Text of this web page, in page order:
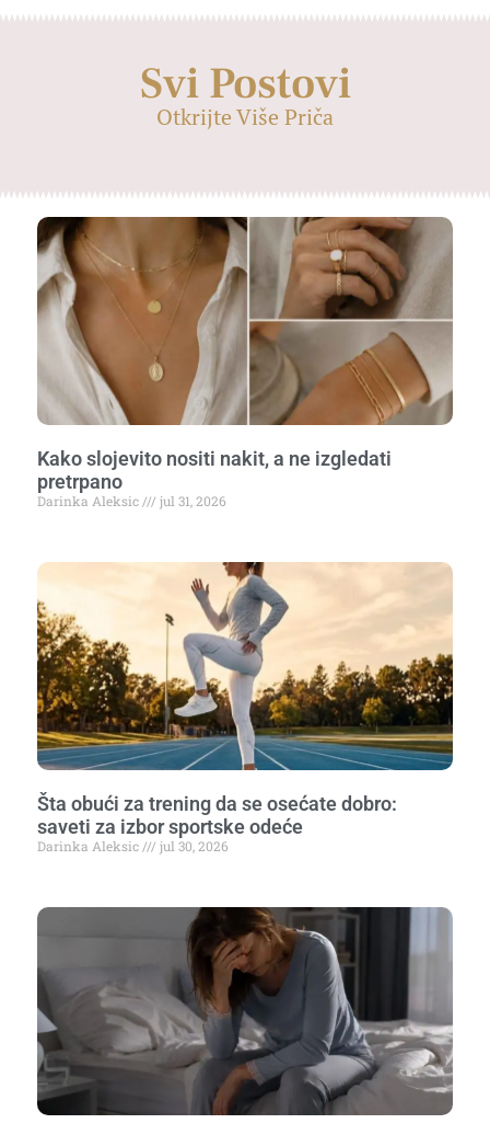
Svi Postovi
Otkrijte Više Priča
Kako slojevito nositi nakit, a ne izgledati
pretrpano
Darinka Aleksic jul 31, 2026
Šta obući za trening da se osećate dobro:
saveti za izbor sportske odeće
Darinka Aleksic jul 30, 2026